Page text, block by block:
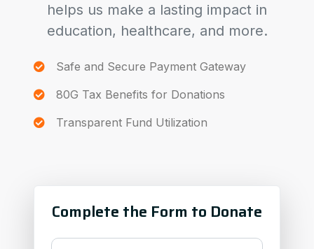
helps us make a lasting impact in
education, healthcare, and more.
Safe and Secure Payment Gateway
80G Tax Benefits for Donations
Transparent Fund Utilization
Complete the Form to Donate